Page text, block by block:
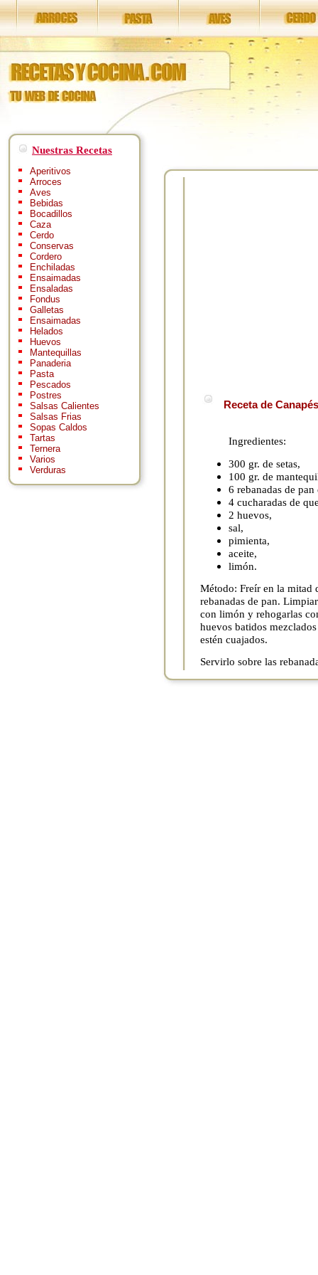
Nuestras Recetas
Aperitivos
Arroces
Aves
Bebidas
Bocadillos
Caza
Cerdo
Conservas
Cordero
Enchiladas
Ensaimadas
Ensaladas
Fondus
Galletas
Ensaimadas
Helados
Huevos
Mantequillas
Panaderia
Pasta
Pescados
Postres
Salsas Calientes
Salsas Frias
Sopas Caldos
Tartas
Ternera
Varios
Verduras
Receta de
Ingredientes:
300 gr. de setas,
100 gr. de
6 rebanadas de
4 cucharadas de
2 huevos,
sal,
pimienta,
aceite,
limón.
Método: Freír en la mitad
rebanadas de pan.
con limón y rehogarlas
huevos batidos
estén cuajados.
Servirlo sobre las